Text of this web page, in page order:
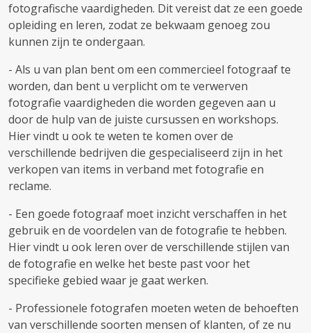
fotografische vaardigheden. Dit vereist dat ze een goede
opleiding en leren, zodat ze bekwaam genoeg zou
kunnen zijn te ondergaan.
- Als u van plan bent om een ​​commercieel fotograaf te
worden, dan bent u verplicht om te verwerven
fotografie vaardigheden die worden gegeven aan u
door de hulp van de juiste cursussen en workshops.
Hier vindt u ook te weten te komen over de
verschillende bedrijven die gespecialiseerd zijn in het
verkopen van items in verband met fotografie en
reclame.
- Een goede fotograaf moet inzicht verschaffen in het
gebruik en de voordelen van de fotografie te hebben.
Hier vindt u ook leren over de verschillende stijlen van
de fotografie en welke het beste past voor het
specifieke gebied waar je gaat werken.
- Professionele fotografen moeten weten de behoeften
van verschillende soorten mensen of klanten, of ze nu